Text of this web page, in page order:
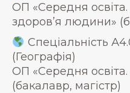
ОП «Середня освіта.
здоров’я людини»
Спеціальність
(Географія)
ОП «Середня освіта.
(бакалавр, магістр)